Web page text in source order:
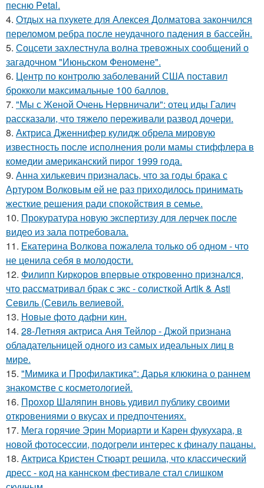
песню Petal.
4. Отдых на пхукете для Алексея Долматова закончился
переломом ребра после неудачного падения в бассейн.
5. Соцсети захлестнула волна тревожных сообщений о
загадочном "Июньском Феномене".
6. Центр по контролю заболеваний США поставил
брокколи максимальные 100 баллов.
7. "Мы с Женой Очень Нервничали": отец иды Галич
рассказали, что тяжело переживали развод дочери.
8. Актриса Дженнифер кулидж обрела мировую
известность после исполнения роли мамы стиффлера в
комедии американский пирог 1999 года.
9. Анна хилькевич призналась, что за годы брака с
Артуром Волковым ей не раз приходилось принимать
жесткие решения ради спокойствия в семье.
10. Прокуратура новую экспертизу для лерчек после
видео из зала потребовала.
11. Екатерина Волкова пожалела только об одном - что
не ценила себя в молодости.
12. Филипп Киркоров впервые откровенно признался,
что рассматривал брак с экс - солисткой Artik & Asti
Севиль (Севиль велиевой.
13. Новые фото дафни кин.
14. 28-Летняя актриса Аня Тейлор - Джой признана
обладательницей одного из самых идеальных лиц в
мире.
15. "Мимика и Профилактика": Дарья клюкина о раннем
знакомстве с косметологией.
16. Прохор Шаляпин вновь удивил публику своими
откровениями о вкусах и предпочтениях.
17. Мега горячие Эрин Мориарти и Карен фукухара, в
новой фотосессии, подогрели интерес к финалу пацаны.
18. Актриса Кристен Стюарт решила, что классический
дресс - код на каннском фестивале стал слишком